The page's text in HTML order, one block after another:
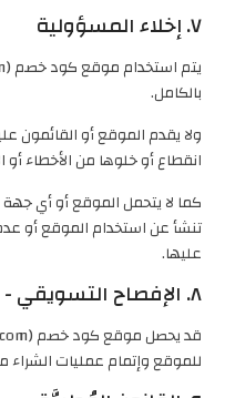
٧. إخلاء المسؤولية
بالكامل.
ولا يقدم الموقع أو القائمون
انقطاع أو خلوها من الأخطاء
كما لا يتحمل الموقع أو أي
تنشأ عن استخدام الموقع أو
عليها.
٨. الإفصاح التسويقي - Disclosure
للموقع وإتمام عمليات